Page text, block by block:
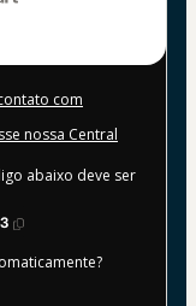
com
nossa Central
abaixo deve ser